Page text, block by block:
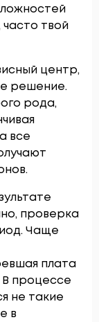
твой
центр,
решение.
рода,
все
проверка
Чаще
плата
процессе
не такие
в